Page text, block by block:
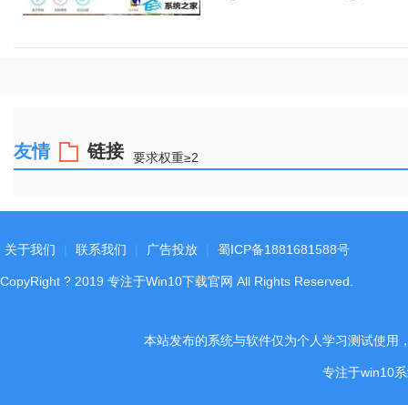
友情 链接 要求权重≥2
关于我们 联系我们 广告投放 蜀ICP备1881681588号
CopyRight ? 2019 专注于Win10下载官网 All Rights Reserved.
本站发布的系统与软件仅为个人学习测试使用
专注于win10